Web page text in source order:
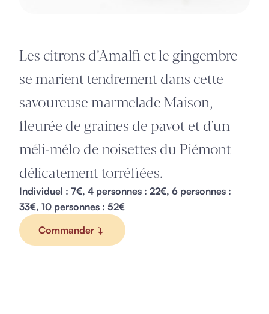
Les citrons d’Amalfi et le gingembre
se marient tendrement dans cette
savoureuse marmelade Maison,
fleurée de graines de pavot et d'un
méli-mélo de noisettes du Piémont
délicatement torréfiées.
Individuel : 7€, 4 personnes : 22€, 6 personnes :
33€, 10 personnes : 52€
Commander